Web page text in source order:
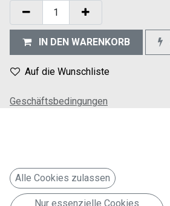
IN DEN WARENKORB
Auf die Wunschliste
Geschäftsbedingungen
Alle Cookies zulassen
Nur essenzielle Cookies